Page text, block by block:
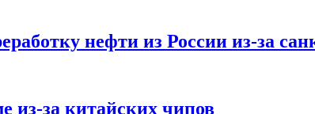
нефти из России из-за
из-за китайских чипов